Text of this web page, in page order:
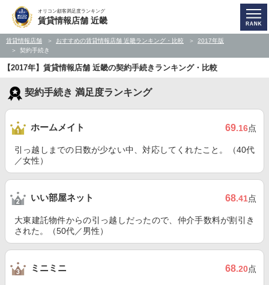
オリコン顧客満足度ランキング
賃貸情報店舗 近畿
賃貸情報店舗 おすすめの賃貸情報店舗 近畿ランキング・比較
2017年版
契約手続き
【2017年】賃貸情報店舗 近畿の契約手続きランキング・比較
契約手続き 満足度ランキング
ホームメイト 69.16点
引っ越しまでの日数が少ない中、対応してくれたこと。（40代
／女性）
いい部屋ネット 68.41点
大東建託物件からの引っ越しだったので、仲介手数料が割引き
された。（50代／男性）
ミニミニ 68.20点